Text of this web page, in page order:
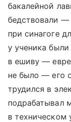
бакалейной
бедствовали —
при синагоге
у ученика были
в ешиву —
не было — его
трудился в
подрабатывал
в техническом